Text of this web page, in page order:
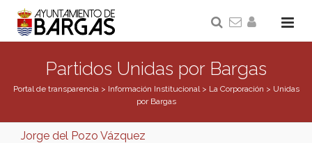
Partidos Unidas por Bargas
Portal de transparencia> Información Institucional> La Corporación > Unidas
por Bargas
Jorge del Pozo Vázquez